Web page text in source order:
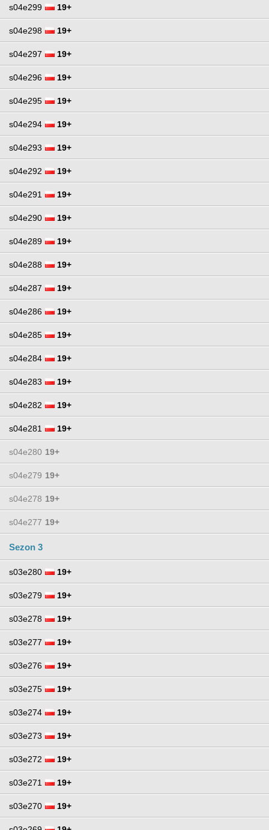
s04e299 19+
s04e298 19+
s04e297 19+
s04e296 19+
s04e295 19+
s04e294 19+
s04e293 19+
s04e292 19+
s04e291 19+
s04e290 19+
s04e289 19+
s04e288 19+
s04e287 19+
s04e286 19+
s04e285 19+
s04e284 19+
s04e283 19+
s04e282 19+
s04e281 19+
s04e280 19+
s04e279 19+
s04e278 19+
s04e277 19+
Sezon 3
s03e280 19+
s03e279 19+
s03e278 19+
s03e277 19+
s03e276 19+
s03e275 19+
s03e274 19+
s03e273 19+
s03e272 19+
s03e271 19+
s03e270 19+